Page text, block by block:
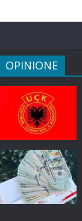
OPINIONE